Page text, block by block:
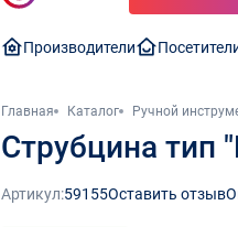
Производители
Главная Каталог Ручной
Струбцина тип
Артикул:59155Оставить отзыв